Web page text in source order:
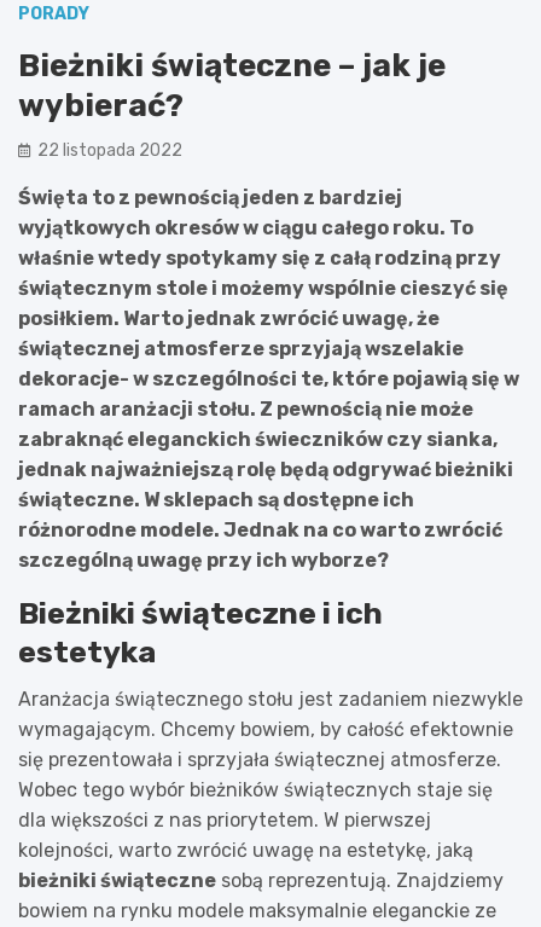
PORADY
Bieżniki świąteczne – jak je
wybierać?
22 listopada 2022
Święta to z pewnością jeden z bardziej
wyjątkowych okresów w ciągu całego roku. To
właśnie wtedy spotykamy się z całą rodziną przy
świątecznym stole i możemy wspólnie cieszyć się
posiłkiem. Warto jednak zwrócić uwagę, że
świątecznej atmosferze sprzyjają wszelakie
dekoracje- w szczególności te, które pojawią się w
ramach aranżacji stołu. Z pewnością nie może
zabraknąć eleganckich świeczników czy sianka,
jednak najważniejszą rolę będą odgrywać bieżniki
świąteczne. W sklepach są dostępne ich
różnorodne modele. Jednak na co warto zwrócić
szczególną uwagę przy ich wyborze?
Bieżniki świąteczne i ich
estetyka
Aranżacja świątecznego stołu jest zadaniem niezwykle
wymagającym. Chcemy bowiem, by całość efektownie
się prezentowała i sprzyjała świątecznej atmosferze.
Wobec tego wybór bieżników świątecznych staje się
dla większości z nas priorytetem. W pierwszej
kolejności, warto zwrócić uwagę na estetykę, jaką
bieżniki świąteczne sobą reprezentują. Znajdziemy
bowiem na rynku modele maksymalnie eleganckie ze